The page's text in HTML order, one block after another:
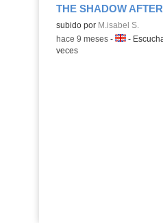
Contenido educativo.
subido por M.isabel S.
-hace 9 meses- Idioma:
-
veces